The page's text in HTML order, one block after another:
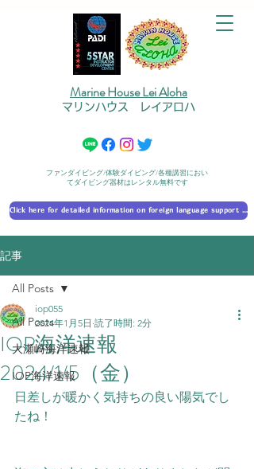
Marine House Lei Aloha
マリンハウス レイアロハ
ファンダイビング/体験ダイビング/各種講習におい
てダイビング器材はレンタル無料です
Click here for detailed information on foreign language support 外国語対応の詳細に​ついて
記事
All Posts
大瀬崎海洋速報
IOP海洋速報
All Posts
IOP海洋速報
2024/1/5（金）
iop055
2024年1月5日 読了時間: 2分
日差しが暖かく気持ちの良い陽気でし
たね！